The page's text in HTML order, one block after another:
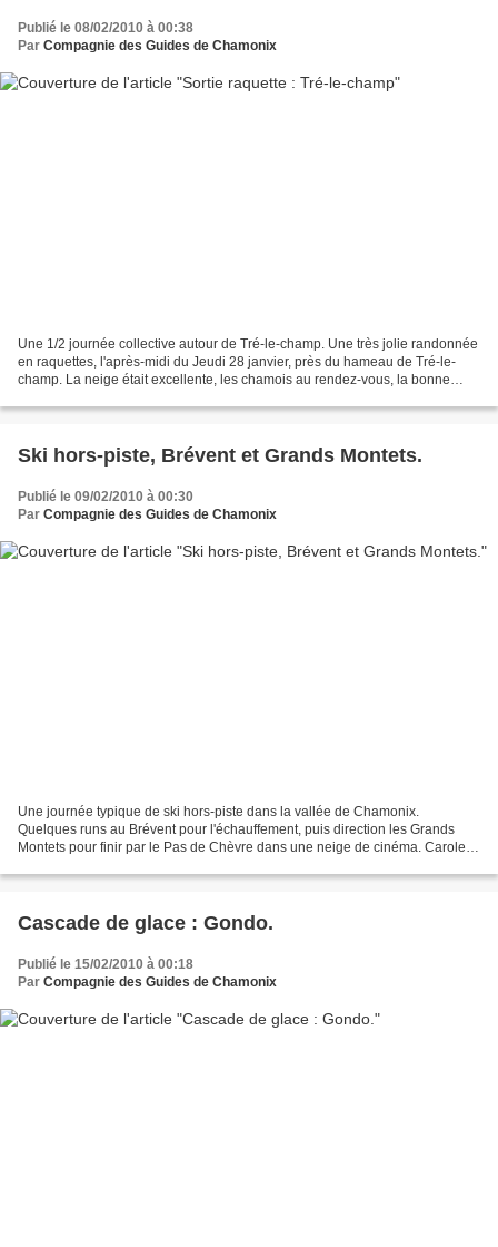
Publié le 08/02/2010 à 00:38
Par Compagnie des Guides de Chamonix
Une 1/2 journée collective autour de Tré-le-champ. Une très jolie randonnée
en raquettes, l'après-midi du Jeudi 28 janvier, près du hameau de Tré-le-
champ. La neige était excellente, les chamois au rendez-vous, la bonne
Ski hors-piste, Brévent et Grands Montets.
Publié le 09/02/2010 à 00:30
Par Compagnie des Guides de Chamonix
Une journée typique de ski hors-piste dans la vallée de Chamonix.
Quelques runs au Brévent pour l'échauffement, puis direction les Grands
Montets pour finir par le Pas de Chèvre dans une neige de cinéma. Carole et
Cascade de glace : Gondo.
Publié le 15/02/2010 à 00:18
Par Compagnie des Guides de Chamonix